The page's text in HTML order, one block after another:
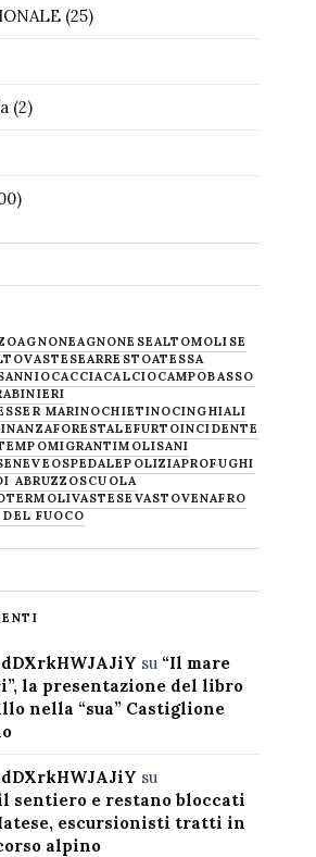
(25)
(2)
AGNONEAGNONESEALTOMOLISE
ARRESTOATESSA
CACCIACALCIOCAMPOBASSO
MARINOCHIETINOCINGHIALI
FORESTALEFURTOINCIDENTE
MIGRANTIMOLISANI
NEVE OSPEDALEPOLIZIAPROFUGHI
ABRUZZOSCUOLA
TERMOLIVASTESE VASTOVENAFRO
FUOCO
su “Il mare
la presentazione del libro
nella “sua” Castiglione
su
sentiero e restano bloccati
escursionisti tratti in
alpino